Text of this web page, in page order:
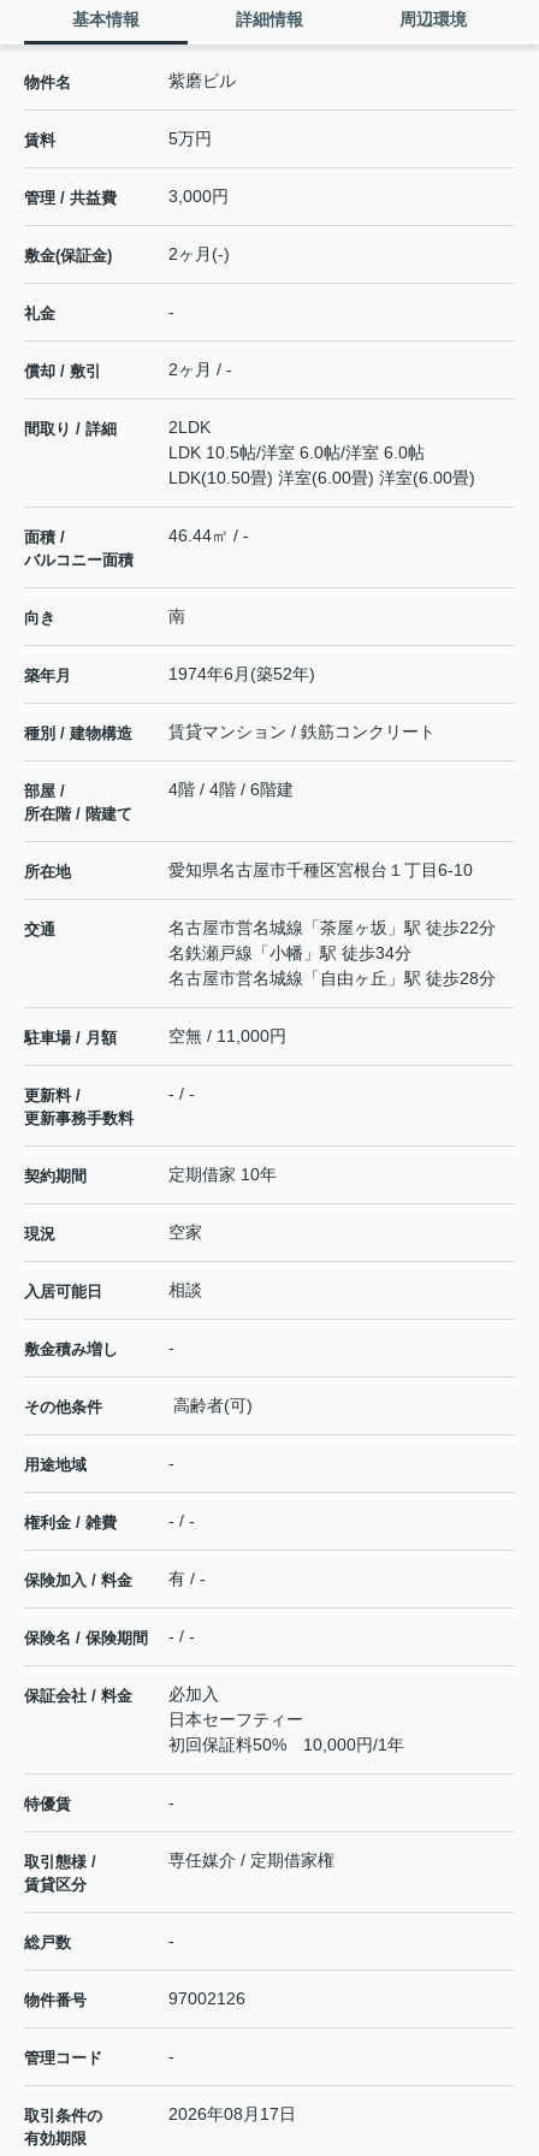
基本情報 詳細情報 周辺環境
物件名 紫磨ビル
賃料 5万円
管理 / 共益費 3,000円
敷金(保証金) 2ヶ月(-)
礼金 -
償却 / 敷引 2ヶ月 / -
間取り / 詳細
2LDK
LDK 10.5帖/洋室 6.0帖/洋室 6.0帖
LDK(10.50畳) 洋室(6.00畳) 洋室(6.00畳)
面積 /
バルコニー面積
46.44㎡ / -
向き 南
築年月 1974年6月(築52年)
種別 / 建物構造 賃貸マンション / 鉄筋コンクリート
部屋 /
所在階 / 階建て
4階 / 4階 / 6階建
所在地 愛知県名古屋市千種区宮根台 １丁目6-10
交通 名古屋市営名城線 「茶屋ヶ坂 」駅 徒歩22分
名鉄瀬戸線 「小幡 」駅 徒歩34分
名古屋市営名城線 「 自由ヶ丘 」駅 徒歩28分
駐車場 / 月額 空無 / 11,000円
更新料 /
更新事務手数料
- / -
契約期間 定期借家 10年
現況 空家
入居可能日 相談
敷金積み増し -
その他条件 高齢者(可)
用途地域 -
権利金 / 雑費 - / -
保険加入 / 料金 有 / -
保険名 / 保険期間 - / -
保証会社 / 料金
必加入
日本セーフティー
初回保証料50% 10,000円/1年
特優賃 -
取引態様 /
賃貸区分
専任媒介 / 定期借家権
総戸数 -
物件番号 97002126
管理コード -
取引条件の
有効期限
2026年08月17日